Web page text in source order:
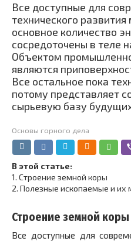
Все доступные для
технического
основное количество
сосредоточены в теле
Объектом
являются
Все остальное пока
потому представляет
сырьевую базу
Основы горного дела
В этой статье:
1. Строение земной коры
2. Полезные ископаемые и их
Строение земной коры
Все доступные для